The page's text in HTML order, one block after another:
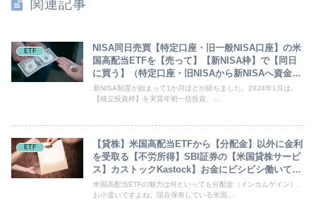
関連記事
ETF
NISA同日売買【特定口座・旧一般NISA口座】の米
国高配当ETFを【売って】【新NISA枠】で【同日
に買う】（特定口座・旧NISAから新NISAへ資金移
動）
新NISA制度が始まって1か月ほどが経ちました。2024年1月は、
【積立投資枠】を実質年初一括投資、...
ETF
【貸株】米国高配当ETFから【分配金】以外に金利
を受取る【不労所得】SBI証券の【米国貸株サービ
ス】カストックKastock】お金にビシビシ働いても
らう 貸株とは？ 投資初心者
米国高配当ETFの魅力は何といっても分配金（インカムゲイン）、
お小遣いですよね。現在保有している米国...